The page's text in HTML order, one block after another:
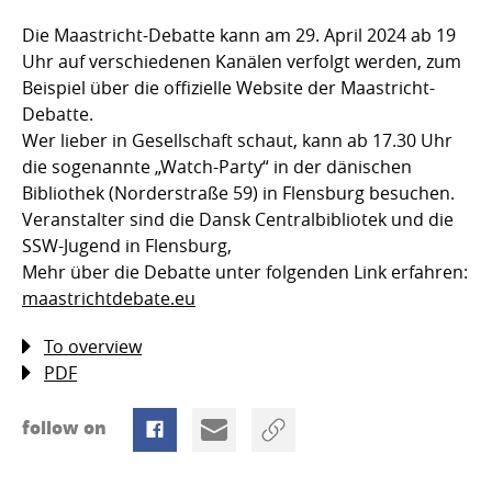
Die Maastricht-Debatte kann am 29. April 2024 ab 19
Uhr auf verschiedenen Kanälen verfolgt werden, zum
Beispiel über die offizielle Website der Maastricht-
Debatte.
Wer lieber in Gesellschaft schaut, kann ab 17.30 Uhr
die sogenannte „Watch-Party“ in der dänischen
Bibliothek (Norderstraße 59) in Flensburg besuchen.
Veranstalter sind die Dansk Centralbibliotek und die
SSW-Jugend in Flensburg,
Mehr über die Debatte unter folgenden Link erfahren:
maastrichtdebate.eu
To overview
PDF
follow on